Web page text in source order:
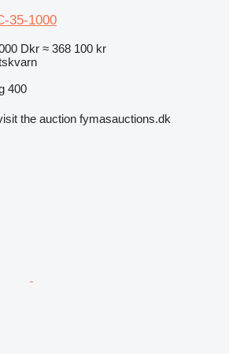
35-1000
Dkr ≈ 368 100 kr
400
the auction fymasauctions.dk